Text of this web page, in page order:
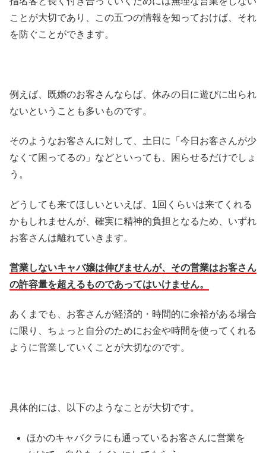
ことが大切であり、この五つの情報を知っておけば、それ
を防ぐことができます。
例えば、既婚のお客さんならば、休みの日に遊びに出られ
ないということも多いものです。
そのようなお客さんに対して、土日に「今日お客さんが少
なくて困ってるの」などといっても、困らせるだけでしょ
う。
どうしても来てほしいといえば、1回くらいは来てくれる
かもしれませんが、確実に精神的負担となるため、いずれ
お客さんは離れていきます。
営業しないキャバ嬢は伸びませんが、その営業はお客さん
の許容量を超えるものであってはいけません。
あくまでも、お客さんが経済的・時間的に余裕がある場合
に限り、ちょっと自分のためにお金や時間を使ってくれる
ように営業していくことが大切なのです。
具体的には、以下のようなことが大切です。
ほかのキャバクラにも通っているお客さんに営業を